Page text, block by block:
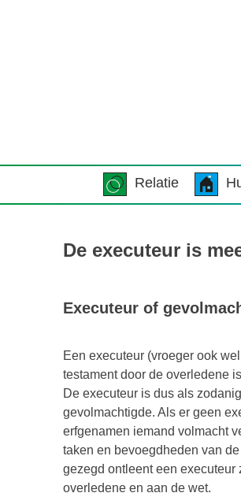
Relatie
De executeur is
Executeur of
Een executeur (vroeger ook
testament door de overledene
De executeur is dus als
gevolmachtigde. Als er geen
erfgenamen iemand volmacht
taken en bevoegdheden van
gezegd ontleent een
overledene en aan de wet.